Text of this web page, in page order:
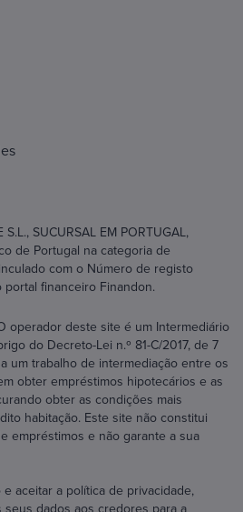
SUCURSAL EM PORTUGAL,
de Portugal na categoria de
com o Número de registo
financeiro Finandon.
operador deste site é um Intermediário
do Decreto-Lei n.º 81-C/2017, de 7
um trabalho de intermediação entre os
obter empréstimos hipotecários e as
obter as condições mais
habitação. Este site não constitui
empréstimos e não garante a sua
aceitar a política de privacidade,